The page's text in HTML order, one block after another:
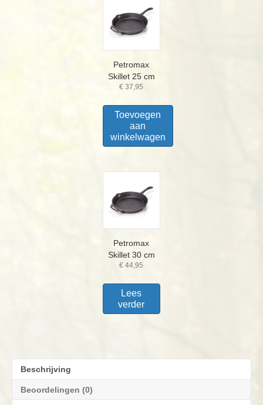
Petromax
Skillet 25 cm
€ 37,95
Toevoegen
aan
winkelwagen
Petromax
Skillet 30 cm
€ 44,95
Lees
verder
Beschrijving
Beoordelingen (0)